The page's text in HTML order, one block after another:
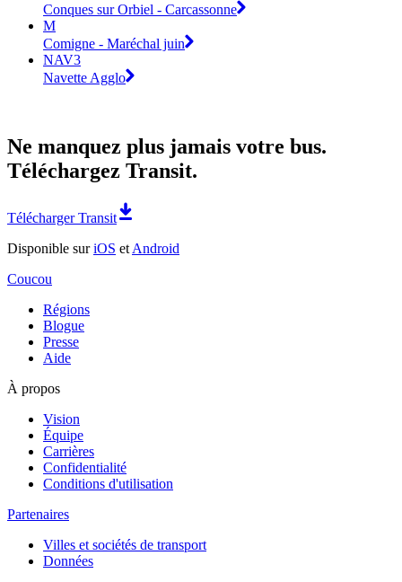
Conques sur Orbiel - Carcassonne
M
Comigne - Maréchal juin
NAV3
Navette Agglo
Ne manquez plus jamais votre bus.
Téléchargez Transit.
Télécharger Transit
Disponible suriOS et Android
Coucou
Régions
Blogue
Presse
Aide
À propos
Vision
Équipe
Carrières
Confidentialité
Conditions d'utilisation
Partenaires
Villes et sociétés de transport
Données